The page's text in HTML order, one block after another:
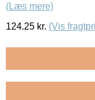
(Læs mere)
124.25 kr. (Vis